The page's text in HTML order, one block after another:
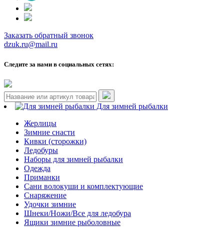
Заказать обратный звонок
dzuk.ru@mail.ru
Следите за нами в социальных сетях:
Для зимней рыбалки
Жерлицы
Зимние снасти
Кивки (сторожки)
Ледобуры
Наборы для зимней рыбалки
Одежда
Приманки
Сани волокуши и комплектующие
Снаряжение
Удочки зимние
Шнеки/Ножи/Все для ледобура
Ящики зимние рыболовные